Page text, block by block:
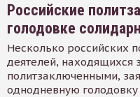
Российские
голодовке
Несколько российских
деятелей, находящихся
политзаключенными,
однодневную голодовку